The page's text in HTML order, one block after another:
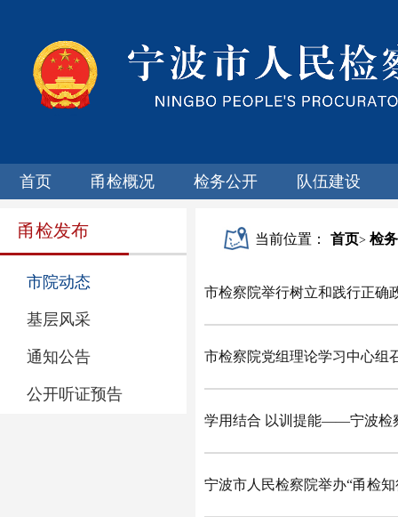
首页 甬检概况 检务公开 队伍建设
甬检发布
市院动态
基层风采
通知公告
公开听证预告
当前位置： 首页> 检
市检察院举行树立和践行正确
市检察院党组理论学习中心组
学用结合 以训提能——宁波检
宁波市人民检察院举办“甬检